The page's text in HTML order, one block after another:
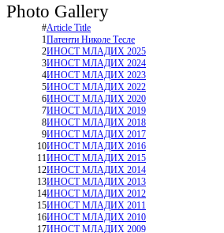
Photo Gallery
#Article Title
1Патенти Николе Тесле
2ИНОСТ МЛАДИХ 2025
3ИНОСТ МЛАДИХ 2024
4ИНОСТ МЛАДИХ 2023
5ИНОСТ МЛАДИХ 2022
6ИНОСТ МЛАДИХ 2020
7ИНОСТ МЛАДИХ 2019
8ИНОСТ МЛАДИХ 2018
9ИНОСТ МЛАДИХ 2017
10ИНОСТ МЛАДИХ 2016
11ИНОСТ МЛАДИХ 2015
12ИНОСТ МЛАДИХ 2014
13ИНОСТ МЛАДИХ 2013
14ИНОСТ МЛАДИХ 2012
15ИНОСТ МЛАДИХ 2011
16ИНОСТ МЛАДИХ 2010
17ИНОСТ МЛАДИХ 2009